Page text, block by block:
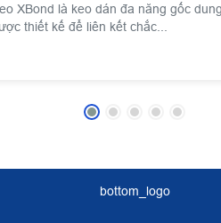
XBond là keo dán đa năng gốc
thiết kế để liên kết chắc...
bottom_logo